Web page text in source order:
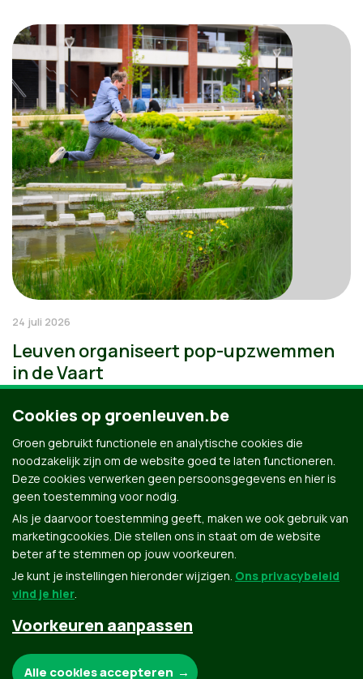
24 juli 2026
Leuven organiseert pop-upzwemmen
in de Vaart
Groen.be
Cookies op groenleuven.be
Groen gebruikt functionele en analytische cookies die
noodzakelijk zijn om de website goed te laten functioneren.
Deze cookies verwerken geen persoonsgegevens en hier is
geen toestemming voor nodig.
Als je daarvoor toestemming geeft, maken we ook gebruik van
marketingcookies. Die stellen ons in staat om de website
beter af te stemmen op jouw voorkeuren.
Je kunt je instellingen hieronder wijzigen. Ons privacybeleid
vind je hier.
Voorkeuren aanpassen
Alle cookies accepteren